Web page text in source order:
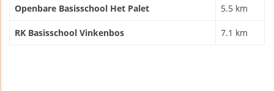
Openbare Basisschool Het Palet 5.5 km
RK Basisschool Vinkenbos 7.1 km